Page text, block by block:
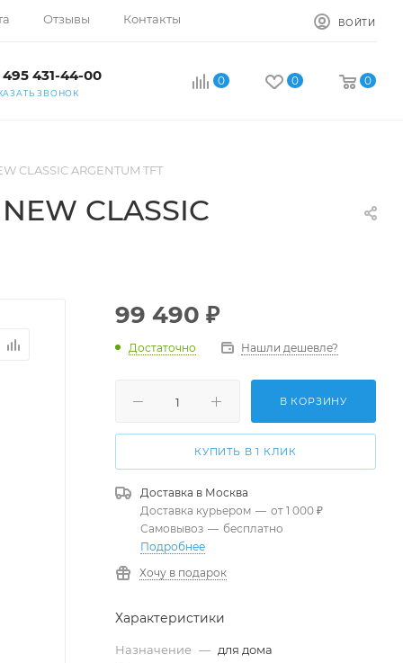
Отзывы Контакты ВОЙТИ
495 431-44-00
ЗВОНОК
0 0 0
CLASSIC ARGENTUM TFT
CLASSIC
99 490 ₽
Достаточно Нашли дешевле?
В КОРЗИНУ
КУПИТЬ В 1 КЛИК
Доставка в Москва
Доставка курьером — от 1 000 ₽
Самовывоз — бесплатно
Подробнее
Хочу в подарок
Характеристики
Назначение — для дома